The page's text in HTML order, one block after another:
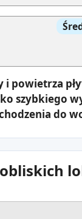
powietrza
szybkiego
do